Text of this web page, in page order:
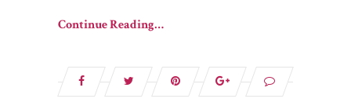
Continue Reading…